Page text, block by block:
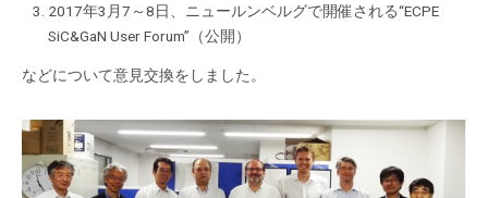
2017年3月7～8日、ニュールンベルグで開催される“ECPE
SiC&GaN User Forum”（公開）
などについて意見交換をしました。